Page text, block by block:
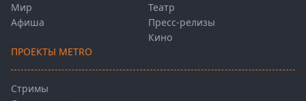
Мир
Афиша
Театр
Пресс-релизы
Кино
ПРОЕКТЫ METRO
Стримы